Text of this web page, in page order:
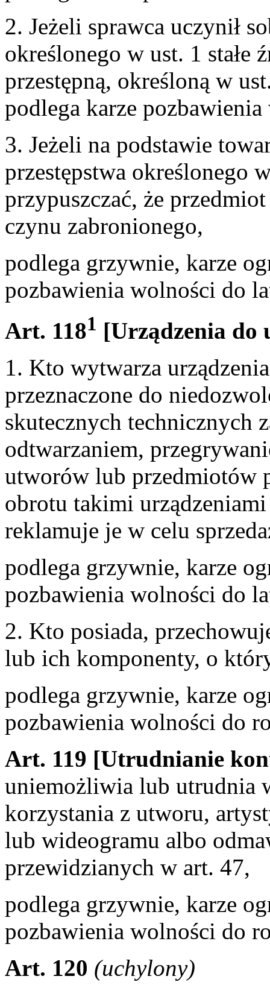
2. Jeżeli sprawca uczynił
określonego w ust. 1 stałe
przestępną, określoną w
podlega karze
3. Jeżeli na podstawie
przestępstwa określonego
przypuszczać, że
czynu zabronionego,
podlega grzywnie, karze
pozbawienia wolności do
Art. 1181 [Urządzenia do
1. Kto wytwarza
przeznaczone do
skutecznych technicznych
odtwarzaniem,
utworów lub przedmiotów
obrotu takimi
reklamuje je w celu
podlega grzywnie, karze
pozbawienia wolności do
2. Kto posiada,
lub ich komponenty, o
podlega grzywnie, karze
pozbawienia wolności do
Art. 119 [Utrudnianie
uniemożliwia lub utrudnia
korzystania z utworu,
lub wideogramu albo
przewidzianych w art. 47,
podlega grzywnie, karze
pozbawienia wolności do
Art. 120 (uchylony)